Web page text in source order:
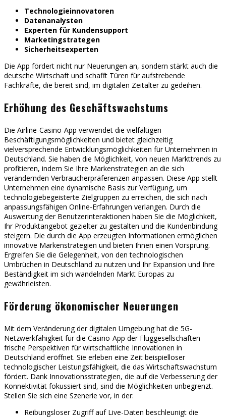
Technologieinnovatoren
Datenanalysten
Experten für Kundensupport
Marketingstrategen
Sicherheitsexperten
Die App fördert nicht nur Neuerungen an, sondern stärkt auch die
deutsche Wirtschaft und schafft Türen für aufstrebende
Fachkräfte, die bereit sind, im digitalen Zeitalter zu gedeihen.
Erhöhung des Geschäftswachstums
Die Airline-Casino-App verwendet die vielfältigen
Beschäftigungsmöglichkeiten und bietet gleichzeitig
vielversprechende Entwicklungsmöglichkeiten für Unternehmen in
Deutschland. Sie haben die Möglichkeit, von neuen Markttrends zu
profitieren, indem Sie Ihre Markenstrategien an die sich
verändernden Verbraucherpräferenzen anpassen. Diese App stellt
Unternehmen eine dynamische Basis zur Verfügung, um
technologiebegeisterte Zielgruppen zu erreichen, die sich nach
anpassungsfähigen Online-Erfahrungen verlangen. Durch die
Auswertung der Benutzerinteraktionen haben Sie die Möglichkeit,
Ihr Produktangebot gezielter zu gestalten und die Kundenbindung
steigern. Die durch die App erzeugten Informationen ermöglichen
innovative Markenstrategien und bieten Ihnen einen Vorsprung.
Ergreifen Sie die Gelegenheit, von den technologischen
Umbrüchen in Deutschland zu nutzen und Ihr Expansion und Ihre
Beständigkeit im sich wandelnden Markt Europas zu
gewährleisten.
Förderung ökonomischer Neuerungen
Mit dem Veränderung der digitalen Umgebung hat die 5G-
Netzwerkfähigkeit für die Casino-App der Fluggesellschaften
frische Perspektiven für wirtschaftliche Innovationen in
Deutschland eröffnet. Sie erleben eine Zeit beispielloser
technologischer Leistungsfähigkeit, die das Wirtschaftswachstum
fördert. Dank Innovationsstrategien, die auf die Verbesserung der
Konnektivität fokussiert sind, sind die Möglichkeiten unbegrenzt.
Stellen Sie sich eine Szenerie vor, in der:
Reibungsloser Zugriff auf Live-Daten beschleunigt die